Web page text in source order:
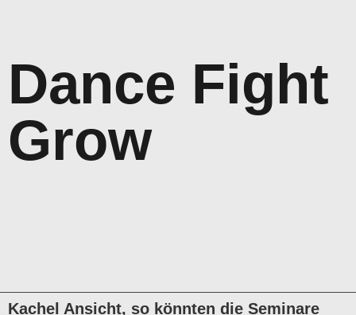
Dance Fight
Grow
Kachel Ansicht, so könnten die Seminare